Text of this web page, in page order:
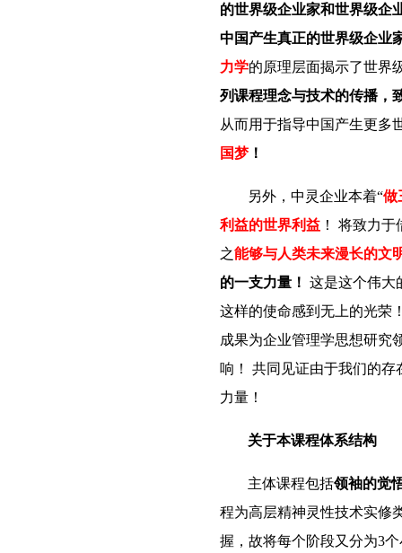
的世界级企业家和世界级企
中国产生真正的世界级企业
力学的原理层面揭示了世界
列课程理念与技术的传播，
从而用于指导中国产生更多
国梦 ！
另外，中灵企业本着“做
利益的世界利益 ！
将致力于
之能够与人类未来漫长的文
的一支力量！ 这是这个伟大
这样的使命感到无上的光荣
成果为企业管理学思想研究
响！
共同见证由于我们的存
力量！
关于本课程体系结构
主体课程包括领袖的觉
程为高层精神灵性技术实修
握，故将每个阶段又分为3个